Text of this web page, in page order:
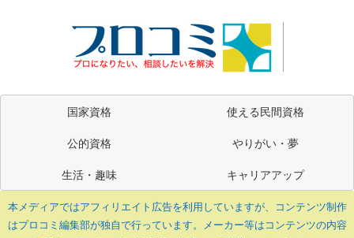
国家資格
使える民間資格
公的資格
やりがい・夢
生活・趣味
キャリアアップ
本メディアではアフィリエイト広告を利用していますが、コンテンツ制作
はプロコミ編集部が独自で行っています。メーカー等はコンテンツの内容